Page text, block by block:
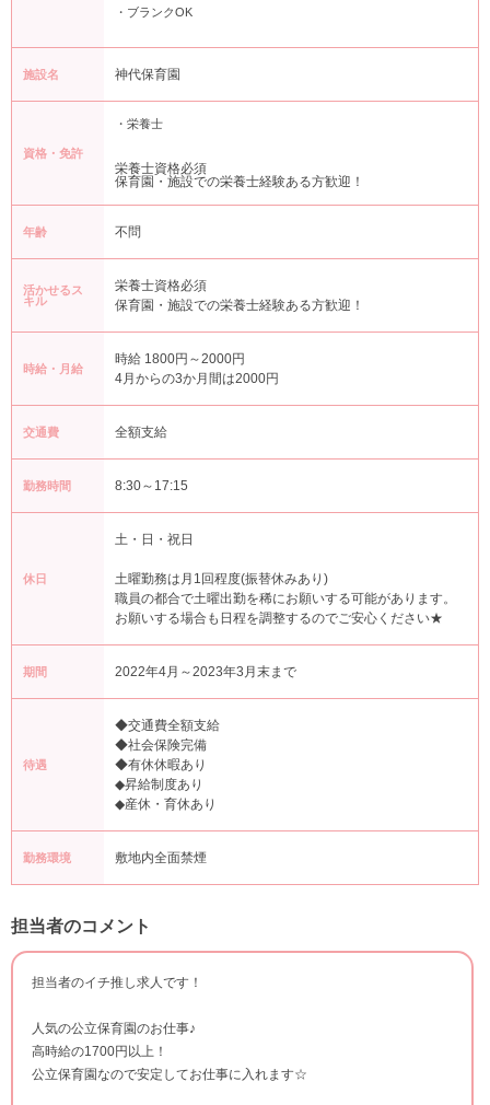
・ブランクOK
施設名 神代保育園
資格・免許
・栄養士
栄養士資格必須
保育園・施設での栄養士経験ある方歓迎！
年齢 不問
活かせるス
キル
栄養士資格必須
保育園・施設での栄養士経験ある方歓迎！
時給・月給
時給 1800円～2000円
4月からの3か月間は2000円
交通費 全額支給
勤務時間 8:30～17:15
休日
土・日・祝日
土曜勤務は月1回程度(振替休みあり)
職員の都合で土曜出勤を稀にお願いする可能があります。
お願いする場合も日程を調整するのでご安心ください★
期間 2022年4月～2023年3月末まで
待遇
◆交通費全額支給
◆社会保険完備
◆有休休暇あり
◆昇給制度あり
◆産休・育休あり
勤務環境 敷地内全面禁煙
担当者のコメント
担当者のイチ推し求人です！
人気の公立保育園のお仕事♪
高時給の1700円以上！
公立保育園なので安定してお仕事に入れます☆